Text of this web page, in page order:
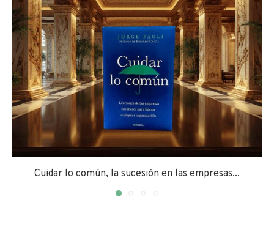
Cuidar lo común, la sucesión en las empresas...